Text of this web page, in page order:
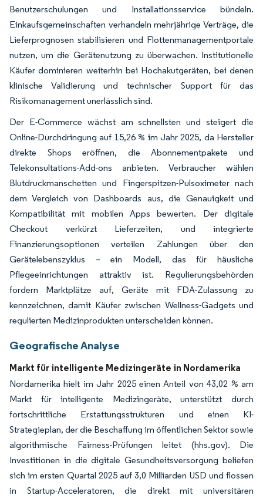
Benutzerschulungen und Installationsservice bündeln.
Einkaufsgemeinschaften verhandeln mehrjährige Verträge, die
Lieferprognosen stabilisieren und Flottenmanagementportale
nutzen, um die Gerätenutzung zu überwachen. Institutionelle
Käufer dominieren weiterhin bei Hochakutgeräten, bei denen
klinische Validierung und technischer Support für das
Risikomanagement unerlässlich sind.
Der E-Commerce wächst am schnellsten und steigert die
Online-Durchdringung auf 15,26 % im Jahr 2025, da Hersteller
direkte Shops eröffnen, die Abonnementpakete und
Telekonsultations-Add-ons anbieten. Verbraucher wählen
Blutdruckmanschetten und Fingerspitzen-Pulsoximeter nach
dem Vergleich von Dashboards aus, die Genauigkeit und
Kompatibilität mit mobilen Apps bewerten. Der digitale
Checkout verkürzt Lieferzeiten, und integrierte
Finanzierungsoptionen verteilen Zahlungen über den
Gerätelebenszyklus – ein Modell, das für häusliche
Pflegeeinrichtungen attraktiv ist. Regulierungsbehörden
fordern Marktplätze auf, Geräte mit FDA-Zulassung zu
kennzeichnen, damit Käufer zwischen Wellness-Gadgets und
regulierten Medizinprodukten unterscheiden können.
Geografische Analyse
Markt für intelligente Medizingeräte in Nordamerika
Nordamerika hielt im Jahr 2025 einen Anteil von 43,02 % am
Markt für intelligente Medizingeräte, unterstützt durch
fortschrittliche Erstattungsstrukturen und einen KI-
Strategieplan, der die Beschaffung im öffentlichen Sektor sowie
algorithmische Fairness-Prüfungen leitet (hhs.gov). Die
Investitionen in die digitale Gesundheitsversorgung beliefen
sich im ersten Quartal 2025 auf 3,0 Milliarden USD und flossen
in Startup-Acceleratoren, die direkt mit universitären